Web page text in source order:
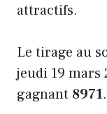
attractifs.
Le tirage au
jeudi 19 mars
gagnant 8971.